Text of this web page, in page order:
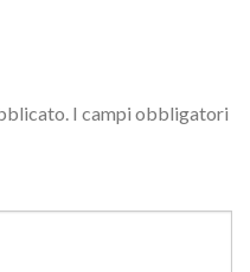
I campi obbligatori